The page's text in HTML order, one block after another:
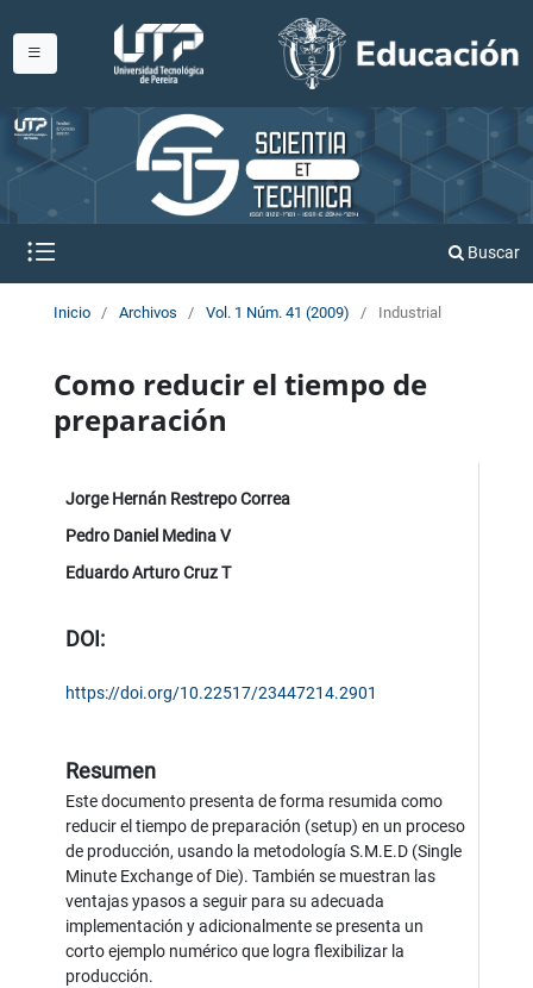
Buscar
Inicio / Archivos / Vol. 1 Núm. 41 (2009) / Industrial
Como reducir el tiempo de
preparación
Jorge Hernán Restrepo Correa
Pedro Daniel Medina V
Eduardo Arturo Cruz T
DOI:
https://doi.org/10.22517/23447214.2901
Resumen
Este documento presenta de forma resumida como
reducir el tiempo de preparación (setup) en un proceso
de producción, usando la metodología S.M.E.D (Single
Minute Exchange of Die). También se muestran las
ventajas ypasos a seguir para su adecuada
implementación y adicionalmente se presenta un
corto ejemplo numérico que logra flexibilizar la
producción.